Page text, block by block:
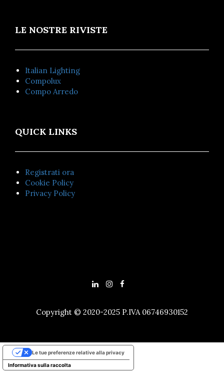
LE NOSTRE RIVISTE
Italian Lighting
Compolux
Compo Arredo
QUICK LINKS
Registrati ora
Cookie Policy
Privacy Policy
Copyright © 2020-2025 P.IVA 06746930152
Informativa sulla raccolta
Le tue preferenze relative alla privacy